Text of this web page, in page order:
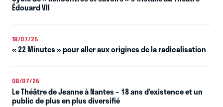
Édouard VII
18/07/26
« 22 Minutes » pour aller aux origines de la radicalisation
08/07/26
Le Théâtre de Jeanne à Nantes – 18 ans d’existence et un
public de plus en plus diversifié